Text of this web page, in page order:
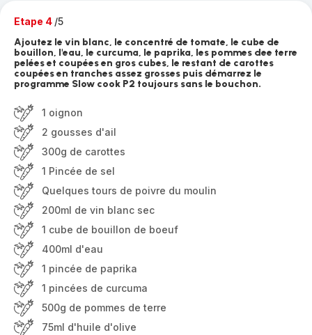
Etape 4 /5
Ajoutez le vin blanc, le concentré de tomate, le cube de
bouillon, l'eau, le curcuma, le paprika, les pommes dee terre
pelées et coupées en gros cubes, le restant de carottes
coupées en tranches assez grosses puis démarrez le
programme Slow cook P2 toujours sans le bouchon.
1 oignon
2 gousses d'ail
300g de carottes
1 Pincée de sel
Quelques tours de poivre du moulin
200ml de vin blanc sec
1 cube de bouillon de boeuf
400ml d'eau
1 pincée de paprika
1 pincées de curcuma
500g de pommes de terre
75ml d'huile d'olive